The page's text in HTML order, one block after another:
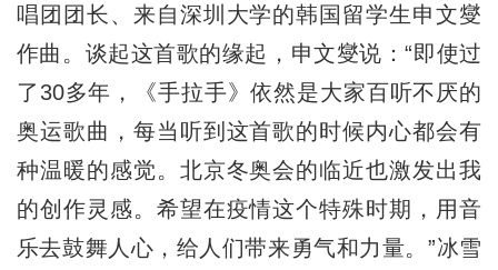
唱团团长、来自深圳大学的韩国留学生申文燮
作曲。谈起这首歌的缘起，申文燮说：“即使过
了30多年，《手拉手》依然是大家百听不厌的
奥运歌曲，每当听到这首歌的时候内心都会有
种温暖的感觉。北京冬奥会的临近也激发出我
的创作灵感。希望在疫情这个特殊时期，用音
乐去鼓舞人心，给人们带来勇气和力量。”冰雪